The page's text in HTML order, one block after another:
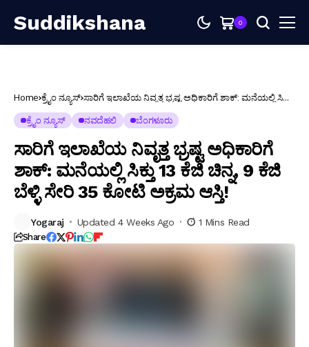
Suddikshana 0
Home ಕ್ರೈಂ ನ್ಯೂಸ್ ಸಾರಿಗೆ ಇಲಾಖೆಯ ನಿವೃತ್ತ ಭ್ರಷ್ಟ ಅಧಿಕಾರಿಗೆ ಶಾಕ್: ಮನೆಯಲ್ಲಿ ಸಿಕ್ತು
ಕ್ರೈಂ ನ್ಯೂಸ್ ನವದೆಹಲಿ ಬೆಂಗಳೂರು
ಸಾರಿಗೆ ಇಲಾಖೆಯ ನಿವೃತ್ತ ಭ್ರಷ್ಟ ಅಧಿಕಾರಿಗೆ
ಶಾಕ್: ಮನೆಯಲ್ಲಿ ಸಿಕ್ತು 13 ಕೆಜಿ ಚಿನ್ನ, 9 ಕೆಜಿ
ಬೆಳ್ಳಿ ಸೇರಿ 35 ಕೋಟಿ ಅಕ್ರಮ ಆಸ್ತಿ!
Yogaraj Updated 4 Weeks Ago 1 Mins Read
Share